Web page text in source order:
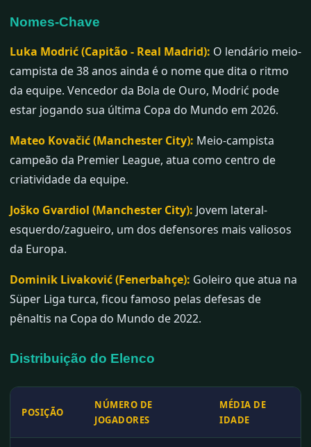
Nomes-Chave
Luka Modrić (Capitão - Real Madrid): O lendário meio-
campista de 38 anos ainda é o nome que dita o ritmo
da equipe. Vencedor da Bola de Ouro, Modrić pode
estar jogando sua última Copa do Mundo em 2026.
Mateo Kovačić (Manchester City): Meio-campista
campeão da Premier League, atua como centro de
criatividade da equipe.
Joško Gvardiol (Manchester City): Jovem lateral-
esquerdo/zagueiro, um dos defensores mais valiosos
da Europa.
Dominik Livaković (Fenerbahçe): Goleiro que atua na
Süper Liga turca, ficou famoso pelas defesas de
pênaltis na Copa do Mundo de 2022.
Distribuição do Elenco
POSIÇÃO
NÚMERO DE
JOGADORES
MÉDIA DE
IDADE